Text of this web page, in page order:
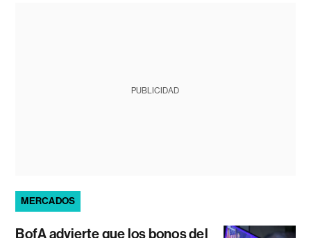
PUBLICIDAD
MERCADOS
BofA advierte que los bonos del